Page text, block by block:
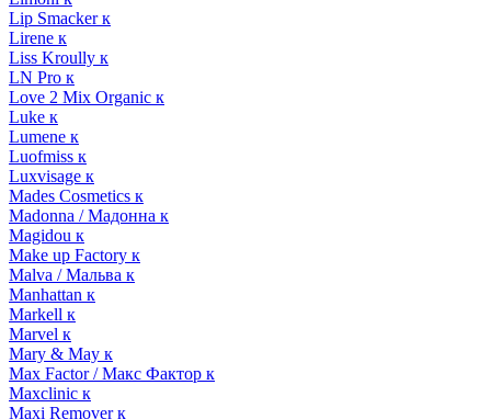
Lip Smacker к
Lirene к
Liss Kroully к
LN Pro к
Love 2 Mix Organic к
Luke к
Lumene к
Luofmiss к
Luxvisage к
Mades Cosmetics к
Madonna / Мадонна к
Magidou к
Make up Factory к
Malva / Мальва к
Manhattan к
Markell к
Marvel к
Mary & May к
Max Factor / Макс Фактор к
Maxclinic к
Maxi Remover к